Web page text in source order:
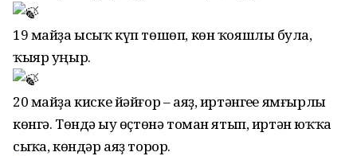
19 майҙа ысыҡ күп төшөп, көн ҡояшлы булһа,
ҡыяр уңыр.
20 майҙа киске йәйғор – аяҙ, иртәнгеһе ямғырлы
көнгә. Төндә һыу өҫтөнә томан ятып, иртән юҡҡа
сыҡһа, көндәр аяҙ торор.